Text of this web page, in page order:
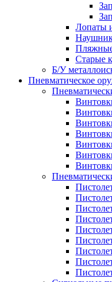
Лопаты
Старые
Б/У
Пневматическое